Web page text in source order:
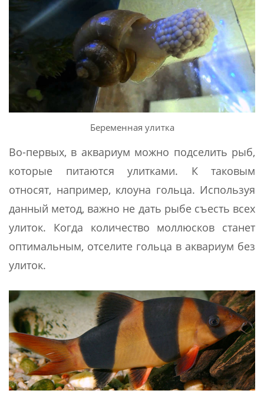
Беременная улитка
Во-первых, в аквариум можно подселить рыб,
которые питаются улитками. К таковым
относят, например, клоуна гольца. Используя
данный метод, важно не дать рыбе съесть всех
улиток. Когда количество моллюсков станет
оптимальным, отселите гольца в аквариум без
улиток.